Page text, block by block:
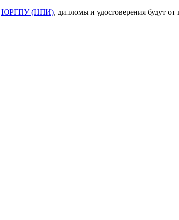
ЮРГПУ (НПИ), дипломы и удостоверения будут от